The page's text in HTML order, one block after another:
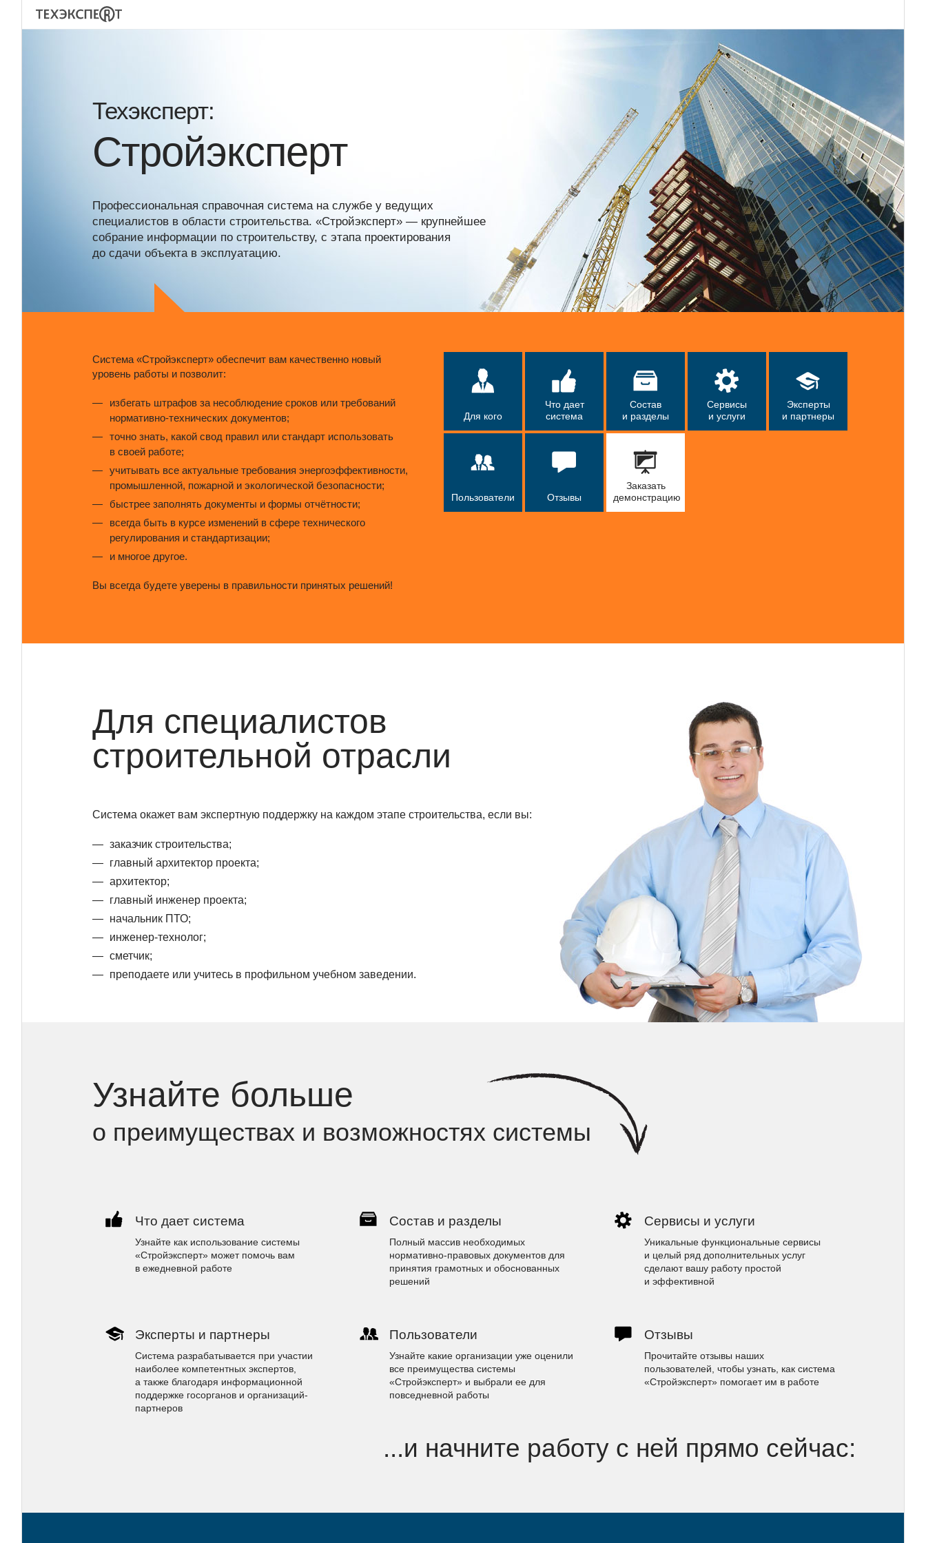
Техэксперт:
Стройэксперт
Профессиональная справочная система на службе у ведущих
специалистов в области строительства. «Стройэксперт» — крупнейшее
собрание информации по строительству, с этапа проектирования
до сдачи объекта в эксплуатацию.
Система «Стройэксперт» обеспечит вам качественно новый
уровень работы и позволит:
избегать штрафов за несоблюдение сроков или требований
нормативно-технических документов;
точно знать, какой свод правил или стандарт использовать
в своей работе;
учитывать все актуальные требования энергоэффективности,
промышленной, пожарной и экологической безопасности;
быстрее заполнять документы и формы отчётности;
всегда быть в курсе изменений в сфере технического
регулирования и стандартизации;
и многое другое.
Вы всегда будете уверены в правильности принятых решений!
Для кого
Что дает
система
Состав
и разделы
Сервисы
и услуги
Эксперты
и партнеры
Пользователи Отзывы
Заказать
демонстрацию
Для специалистов
строительной отрасли
Система окажет вам экспертную поддержку на каждом этапе строительства, если вы:
заказчик строительства;
главный архитектор проекта;
архитектор;
главный инженер проекта;
начальник ПТО;
инженер-технолог;
сметчик;
преподаете или учитесь в профильном учебном заведении.
Узнайте больше
о преимуществах и возможностях системы
Что дает система
Узнайте как использование системы
«Стройэксперт» может помочь вам
в ежедневной работе
Состав и разделы
Полный массив необходимых
нормативно-правовых документов для
принятия грамотных и обоснованных
решений
Сервисы и услуги
Уникальные функциональные сервисы
и целый ряд дополнительных услуг
сделают вашу работу простой
и эффективной
Эксперты и партнеры
Система разрабатывается при участии
наиболее компетентных экспертов,
а также благодаря информационной
поддержке госорганов и организаций-
партнеров
Пользователи
Узнайте какие организации уже оценили
все преимущества системы
«Стройэксперт» и выбрали ее для
повседневной работы
Отзывы
Прочитайте отзывы наших
пользователей, чтобы узнать, как система
«Стройэксперт» помогает им в работе
...и начните работу с ней прямо сейчас: